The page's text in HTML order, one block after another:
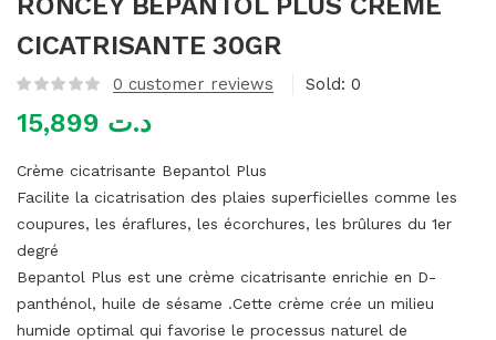
CICATRISANTE 30GR
0 customer reviews Sold: 0
د.ت
Crème cicatrisante Bepantol Plus
Facilite la cicatrisation des plaies superficielles comme les
coupures, les éraflures, les écorchures, les brûlures du 1er
degré
Bepantol Plus est une crème cicatrisante enrichie en D-
panthénol, huile de sésame .Cette crème crée un milieu
humide optimal qui favorise le processus naturel de